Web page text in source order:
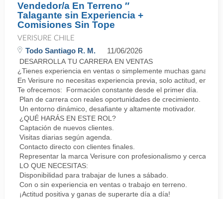
Vendedor/a En Terreno ″
Talagante sin Experiencia +
Comisiones Sin Tope
VERISURE CHILE
Todo Santiago R. M. 11/06/2026
DESARROLLA TU CARRERA EN VENTAS
¿Tienes experiencia en ventas o simplemente muchas ganas
En Verisure no necesitas experiencia previa, solo actitud,
Te ofrecemos: Formación constante desde el primer día.
Plan de carrera con reales oportunidades de crecimiento.
Un entorno dinámico, desafiante y altamente motivador.
¿QUÉ HARÁS EN ESTE ROL?
Captación de nuevos clientes.
Visitas diarias según agenda.
Contacto directo con clientes finales.
Representar la marca Verisure con profesionalismo y cercanía.
LO QUE NECESITAS:
Disponibilidad para trabajar de lunes a sábado.
Con o sin experiencia en ventas o trabajo en terreno.
¡Actitud positiva y ganas de superarte día a día!